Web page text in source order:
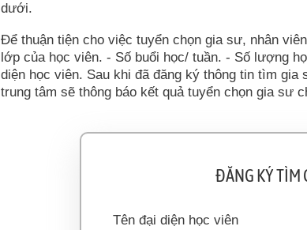
dưới.
Để thuận tiện cho việc tuyển chọn gia sư, nhân
lớp của học viên. - Số buổi học/ tuần. - Số lượng
diện học viên. Sau khi đã đăng ký thông tin tìm
trung tâm sẽ thông báo kết quả tuyển chọn gia sư
ĐĂNG KÝ TÌM
Tên đại diện học viên